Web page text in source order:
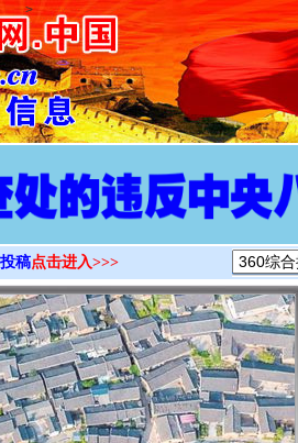
>
稿点击进入>>>